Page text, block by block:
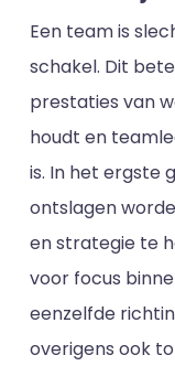
Een team is
schakel. Dit
prestaties van
houdt en
is. In het ergste
ontslagen
en strategie te
voor focus
eenzelfde
overigens ook